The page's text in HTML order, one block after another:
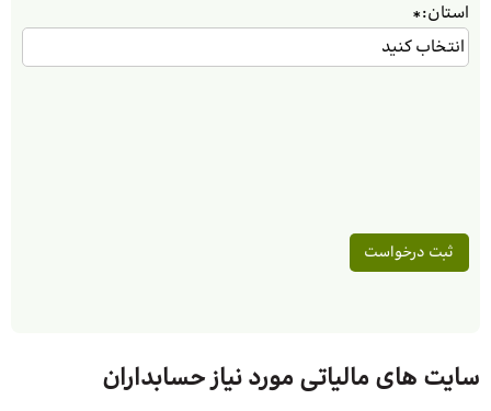
استان:*
سایت های مالیاتی مورد نیاز حسابداران